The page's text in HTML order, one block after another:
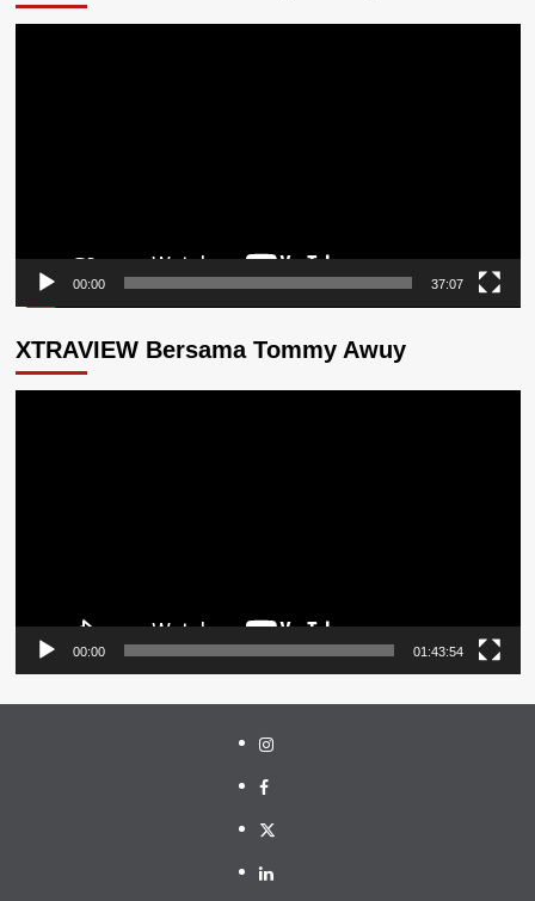
00:00 37:07
XTRAVIEW Bersama Tommy Awuy
00:00 01:43:54
Instagram
Facebook
Twitter
Linkedin